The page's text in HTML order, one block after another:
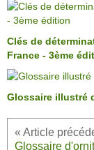
Clés de
France - 3ème
Glossaire illustré
Glossaire